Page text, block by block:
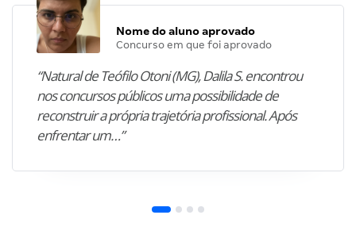
Nome do aluno aprovado
Concurso em que foi aprovado
“Natural de Teófilo Otoni (MG), Dalila S. encontrou
nos concursos públicos uma possibilidade de
reconstruir a própria trajetória profissional. Após
enfrentar um…”